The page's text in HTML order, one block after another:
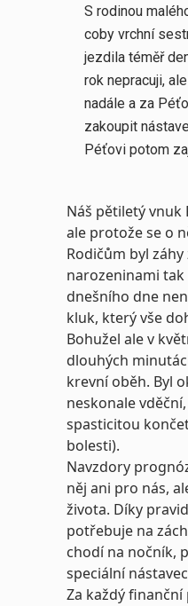
S rodinou
coby vrchní
jezdila téměř
rok nepracuji,
nadále a za
zakoupit
Péťovi potom
Náš pětiletý vnuk
ale protože se o
Rodičům byl
narozeninami tak
dnešního dne
kluk, který vše
Bohužel ale v
dlouhých
krevní oběh. Byl
neskonale
spasticitou
bolesti).
Navzdory
něj ani pro nás,
života. Díky
potřebuje na
chodí na nočník,
speciální
Za každý